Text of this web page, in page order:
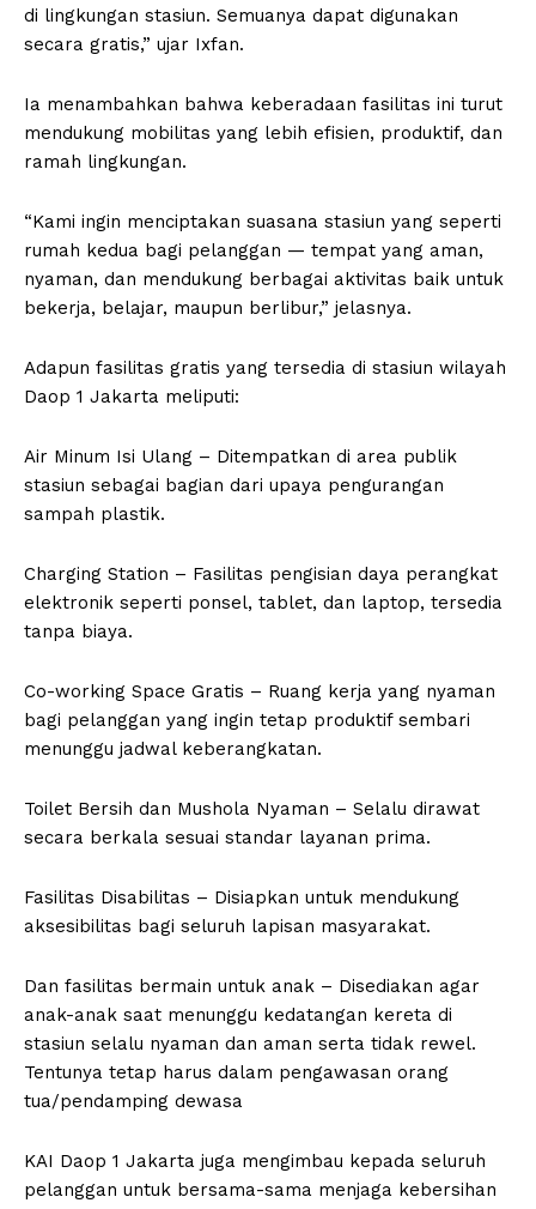
di lingkungan stasiun. Semuanya dapat digunakan
secara gratis,” ujar Ixfan.
Ia menambahkan bahwa keberadaan fasilitas ini turut
mendukung mobilitas yang lebih efisien, produktif, dan
ramah lingkungan.
“Kami ingin menciptakan suasana stasiun yang seperti
rumah kedua bagi pelanggan — tempat yang aman,
nyaman, dan mendukung berbagai aktivitas baik untuk
bekerja, belajar, maupun berlibur,” jelasnya.
Adapun fasilitas gratis yang tersedia di stasiun wilayah
Daop 1 Jakarta meliputi:
Air Minum Isi Ulang – Ditempatkan di area publik
stasiun sebagai bagian dari upaya pengurangan
sampah plastik.
Charging Station – Fasilitas pengisian daya perangkat
elektronik seperti ponsel, tablet, dan laptop, tersedia
tanpa biaya.
Co-working Space Gratis – Ruang kerja yang nyaman
bagi pelanggan yang ingin tetap produktif sembari
menunggu jadwal keberangkatan.
Toilet Bersih dan Mushola Nyaman – Selalu dirawat
secara berkala sesuai standar layanan prima.
Fasilitas Disabilitas – Disiapkan untuk mendukung
aksesibilitas bagi seluruh lapisan masyarakat.
Dan fasilitas bermain untuk anak – Disediakan agar
anak-anak saat menunggu kedatangan kereta di
stasiun selalu nyaman dan aman serta tidak rewel.
Tentunya tetap harus dalam pengawasan orang
tua/pendamping dewasa
KAI Daop 1 Jakarta juga mengimbau kepada seluruh
pelanggan untuk bersama-sama menjaga kebersihan